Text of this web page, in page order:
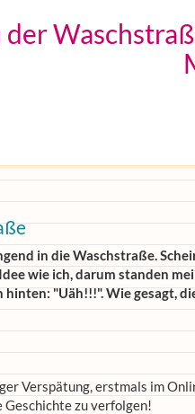
in die Waschstraße.
wie ich, darum standen
hinten: "Uäh!!!". Wie gesagt,
Verspätung, erstmals im
zu verfolgen!